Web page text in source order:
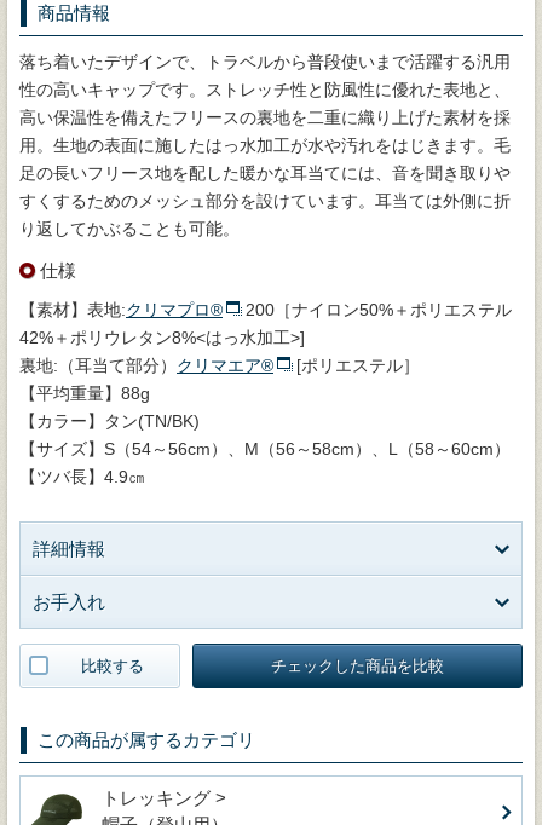
商品情報
落ち着いたデザインで、トラベルから普段使いまで活躍する汎用
性の高いキャップです。ストレッチ性と防風性に優れた表地と、
高い保温性を備えたフリースの裏地を二重に織り上げた素材を採
用。生地の表面に施したはっ水加工が水や汚れをはじきます。毛
足の長いフリース地を配した暖かな耳当てには、音を聞き取りや
すくするためのメッシュ部分を設けています。耳当ては外側に折
り返してかぶることも可能。
仕様
【素材】表地:クリマプロ®
200［ナイロン50%＋ポリエステル
42%＋ポリウレタン8%<はっ水加工>]
裏地:（耳当て部分） クリマエア®
[ポリエステル］
【平均重量】88g
【カラー】タン(TN/BK)
【サイズ】S（54～56cm）、M（56～58cm）、L（58～60cm）
【ツバ長】4.9㎝
詳細情報
お手入れ
比較する チェックした商品を比較
この商品が属するカテゴリ
トレッキング >